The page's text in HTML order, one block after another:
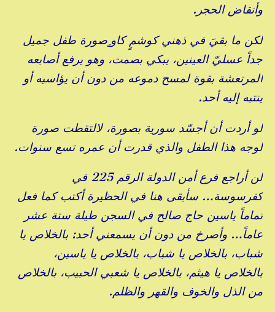
وأنقاض الحجر.
لكن ما بقيَ في ذهني كوشمٍ كاو ٍصورة طفل جميل
جداً عسليّ العينين، يبكي بصمت، وهو يرفع أصابعه
المرتعشة بقوة لمسح دموعه من دون أن يؤاسيه أو
ينتبه إليه أحد.
لو أردت أن أجسّد سورية بصورة، لالتقطت صورة
لوجه هذا الطفل والذي قدرت أن عمره تسع سنوات.
لن أراجع فرع أمن الدولة الرقم 225 في
كفرسوسة… سأبقى هنا في الحظيرة أكتب كما فعل
تماماً ياسين حاج صالح في السجن طيلة ستة عشر
عاماً… وأصرخ من دون أن يسمعني أحد: بالخلاص يا
شباب، بالخلاص يا شباب، بالخلاص يا ياسين،
بالخلاص يا هيثم، بالخلاص يا شعبي الحبيب، بالخلاص
من الذل والخوف والقهر والظلم.